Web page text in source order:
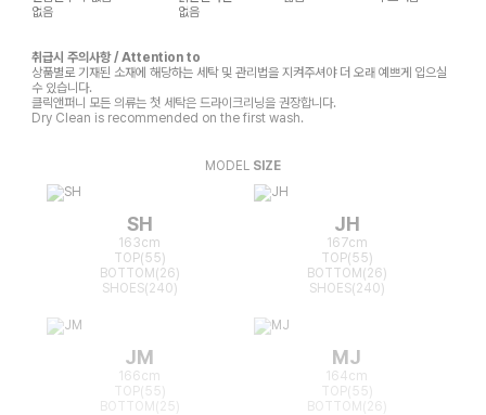
없음
없음
취급시 주의사항 / Attention to
상품별로 기재된 소재에 해당하는 세탁 및 관리법을 지켜주셔야 더 오래 예쁘게 입으실
수 있습니다.
클릭앤퍼니 모든 의류는 첫 세탁은 드라이크리닝을 권장합니다.
Dry Clean is recommended on the first wash.
MODEL SIZE
SH
163cm
TOP(55)
BOTTOM(26)
SHOES(240)
JH
167cm
TOP(55)
BOTTOM(26)
SHOES(240)
JM
166cm
TOP(55)
BOTTOM(25)
MJ
164cm
TOP(55)
BOTTOM(26)